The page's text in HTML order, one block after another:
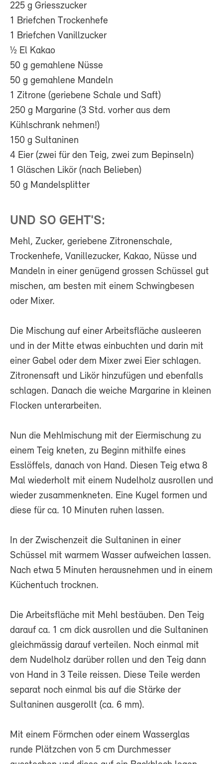
225 g Griesszucker
1 Briefchen Trockenhefe
1 Briefchen Vanillzucker
½ El Kakao
50 g gemahlene Nüsse
50 g gemahlene Mandeln
1 Zitrone (geriebene Schale und Saft)
250 g Margarine (3 Std. vorher aus dem
Kühlschrank nehmen!)
150 g Sultaninen
4 Eier (zwei für den Teig, zwei zum Bepinseln)
1 Gläschen Likör (nach Belieben)
50 g Mandelsplitter
UND SO GEHT'S:
Mehl, Zucker, geriebene Zitronenschale,
Trockenhefe, Vanillezucker, Kakao, Nüsse und
Mandeln in einer genügend grossen Schüssel gut
mischen, am besten mit einem Schwingbesen
oder Mixer.
Die Mischung auf einer Arbeitsfläche ausleeren
und in der Mitte etwas einbuchten und darin mit
einer Gabel oder dem Mixer zwei Eier schlagen.
Zitronensaft und Likör hinzufügen und ebenfalls
schlagen. Danach die weiche Margarine in kleinen
Flocken unterarbeiten.
Nun die Mehlmischung mit der Eiermischung zu
einem Teig kneten, zu Beginn mithilfe eines
Esslöffels, danach von Hand. Diesen Teig etwa 8
Mal wiederholt mit einem Nudelholz ausrollen und
wieder zusammenkneten. Eine Kugel formen und
diese für ca. 10 Minuten ruhen lassen.
In der Zwischenzeit die Sultaninen in einer
Schüssel mit warmem Wasser aufweichen lassen.
Nach etwa 5 Minuten herausnehmen und in einem
Küchentuch trocknen.
Die Arbeitsfläche mit Mehl bestäuben. Den Teig
darauf ca. 1 cm dick ausrollen und die Sultaninen
gleichmässig darauf verteilen. Noch einmal mit
dem Nudelholz darüber rollen und den Teig dann
von Hand in 3 Teile reissen. Diese Teile werden
separat noch einmal bis auf die Stärke der
Sultaninen ausgerollt (ca. 6 mm).
Mit einem Förmchen oder einem Wasserglas
runde Plätzchen von 5 cm Durchmesser